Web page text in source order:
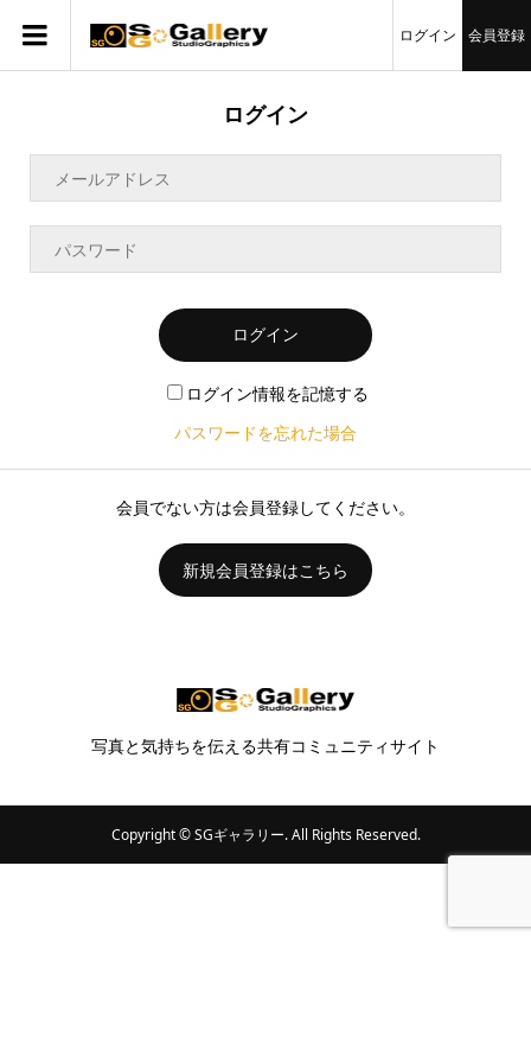
ログイン 会員登録
ログイン
ログイン
ログイン情報を記憶する
パスワードを忘れた場合
会員でない方は会員登録してください。
新規会員登録はこちら
写真と気持ちを伝える共有コミュニティサイト
Copyright ©SGギャラリー. All Rights Reserved.